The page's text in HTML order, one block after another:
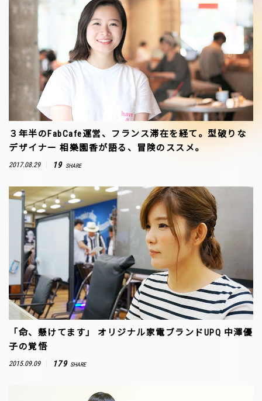
３年半のFabCafe運営、フランス滞在を経て。型破りな
デザイナー 相樂園香が語る、冒険のススメ。
2017.08.29 19 SHARE
「命、懸けてます」 オリジナル家電ブランドUPQ 中澤優
子の覚悟
2015.09.09 179 SHARE